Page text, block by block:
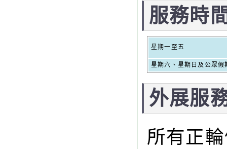
服務時
星期一至五
星期六、星期日及公眾假
外展服
所有正